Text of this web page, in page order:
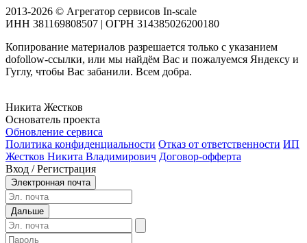
2013-2026 © Агрегатор сервисов In-scale
ИНН 381169808507 | ОГРН 314385026200180
Копирование материалов разрешается только с указанием
dofollow-ссылки, или мы найдём Вас и пожалуемся Яндексу и
Гуглу, чтобы Вас забанили. Всем добра.
Никита Жестков
Основатель проекта
Обновление сервиса
Политика конфиденциальности Отказ от ответственности ИП
Жестков Никита Владимирович Договор-офферта
Вход / Регистрация
Электронная почта
Дальше